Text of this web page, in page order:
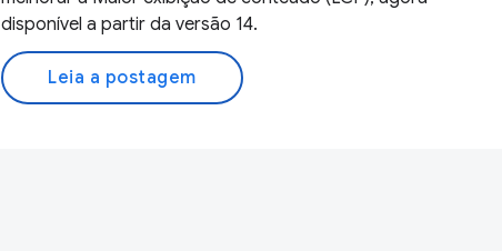
disponível a partir da versão 14.
Leia a postagem